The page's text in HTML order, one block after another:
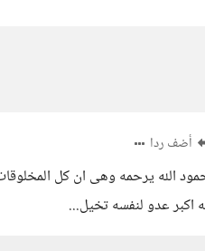
أضف ردا
الله يرحمه وهى ان كل
اكبر عدو لنفسه تخيل...